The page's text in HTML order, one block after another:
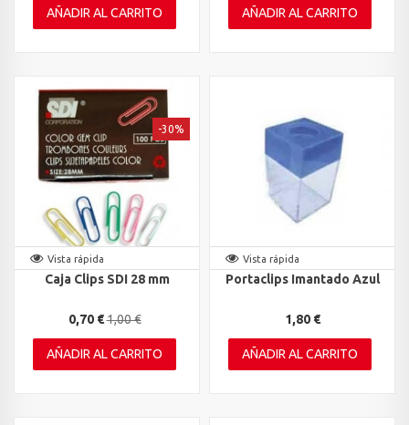
AÑADIR AL CARRITO AÑADIR AL CARRITO
Vista rápida
Caja Clips SDI 28 mm
0,70 €1,00 €
-30%
AÑADIR AL CARRITO
Vista rápida
Portaclips Imantado Azul
1,80 €
AÑADIR AL CARRITO